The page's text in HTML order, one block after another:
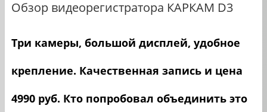
Обзор видеорегистратора КАРКАМ D3
Три камеры, большой дисплей, удобное
крепление. Качественная запись и цена
4990 руб. Кто попробовал объединить это